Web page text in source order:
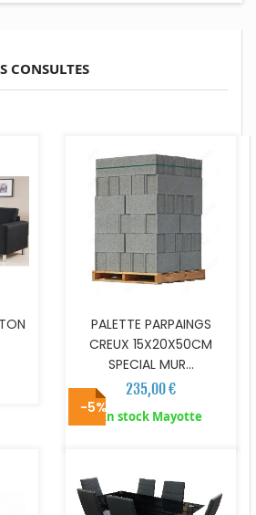
CONSULTES
PALETTE PARPAINGS
CREUX 15X20X50CM
SPECIAL MUR...
235,00 €
En stock Mayotte
-5%